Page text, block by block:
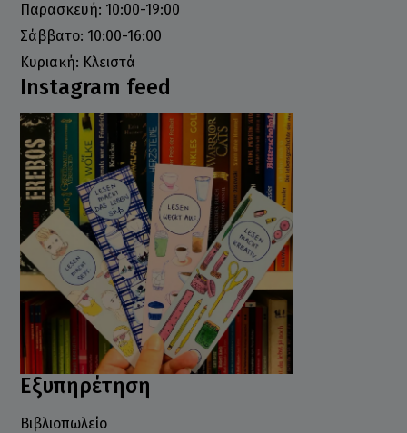
Παρασκευή: 10:00-19:00
Σάββατο: 10:00-16:00
Κυριακή: Κλειστά
Instagram feed
Εξυπηρέτηση
Βιβλιοπωλείο